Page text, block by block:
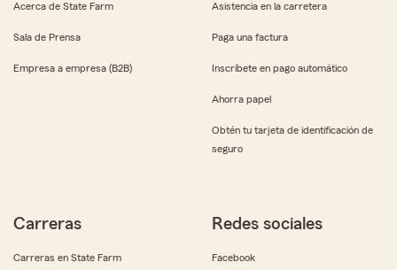
Acerca de State Farm
Sala de Prensa
Empresa a empresa (B2B)
Asistencia en la carretera
Paga una factura
Inscríbete en pago automático
Ahorra papel
Obtén tu tarjeta de identificación de
seguro
Carreras
Carreras en State Farm
Redes sociales
Facebook